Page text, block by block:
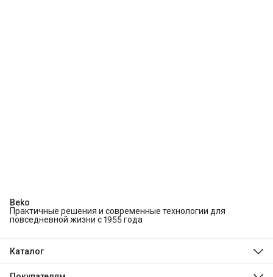
Beko
Практичные решения и современные технологии для
повседневной жизни с 1955 года
Каталог